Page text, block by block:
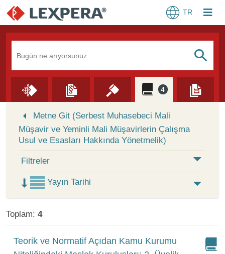
TR
S
4
Metne Git (Serbest Muhasebeci Mali
Müşavir ve Yeminli Mali Müşavirlerin Çalışma
Usul ve Esasları Hakkında Yönetmelik)
Filtreler
Yayın Tarihi
Toplam: 4
Teorik ve Normatif Açıdan Kamu Kurumu